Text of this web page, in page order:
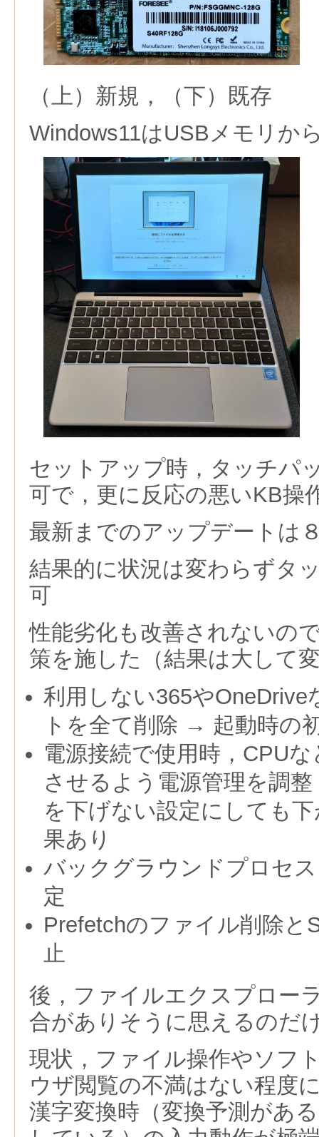
（上）新規，（下）既存
Windows11はUSBメモリか
セットアップ時，タッチパ
可で，更に反応の悪いKB操
最新までのアップデートは
結果的に状況は変わらずタ
可
性能劣化も改善されないの
策を施した（結果は大して
利用しない365や
トを全て削除 → 起動時の
電源接続で使用時，CPU
させるよう電源管理を調
を下げない設定にしても
果あり
バックグラウンドプロセ
定
Prefetchのファイル削除と
止
後，ファイルエクスプロー
合がありそうに思えるのだ
現状，ファイル操作やソフ
ウザ閲覧の不満はない程度
漢字変換時（変換予測があ